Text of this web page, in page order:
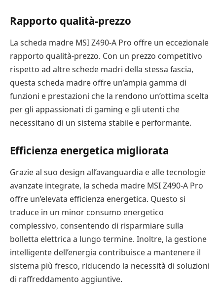
Rapporto qualità-prezzo
La scheda madre MSI Z490-A Pro offre un eccezionale
rapporto qualità-prezzo. Con un prezzo competitivo
rispetto ad altre schede madri della stessa fascia,
questa scheda madre offre un’ampia gamma di
funzioni e prestazioni che la rendono un’ottima scelta
per gli appassionati di gaming e gli utenti che
necessitano di un sistema stabile e performante.
Efficienza energetica migliorata
Grazie al suo design all’avanguardia e alle tecnologie
avanzate integrate, la scheda madre MSI Z490-A Pro
offre un’elevata efficienza energetica. Questo si
traduce in un minor consumo energetico
complessivo, consentendo di risparmiare sulla
bolletta elettrica a lungo termine. Inoltre, la gestione
intelligente dell’energia contribuisce a mantenere il
sistema più fresco, riducendo la necessità di soluzioni
di raffreddamento aggiuntive.